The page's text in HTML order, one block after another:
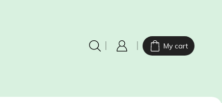
My cart